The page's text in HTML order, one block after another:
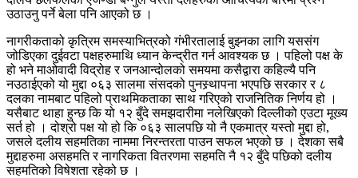
उठाउनु पर्ने बेला पनि आएको छ ।
नागरीकताको कृत्रिम समस्याभित्रको गंभीरतालाई बुझ्नका लागि यससंग
जोडिएका दुईवटा पक्षहरुमाथि ध्यान केन्द्रीत गर्न आवश्यक छ । पहिलो पक्ष के
हो भने माओवादी विद्रोह र जनआन्दोलको समयमा कसैद्वारा कहिल्यै पनि
नउठाईएको यो मुद्दा ०६३ सालमा संसदको पुनस्र्थापना भएपछि सरकार र ८
दलका नामबाट पहिलो प्राथमिकताका साथ गरिएको राजनितिक निर्णय हो ।
यसैबाट थाहा हुन्छ कि यो १२ बुँदे समझदारीमा नलेखिएको दिल्लीको एउटा मूख्य
सर्त हो । दोश्रो पक्ष यो हो कि ०६३ सालपछि यो नै एकमात्र यस्तो मुद्दा हो,
जसले दलीय सहमतिका नाममा निरन्तरता पाउन सफल भएको छ । देशका सबै
मुद्दाहरुमा असहमति र नागरिकता वितरणमा सहमति नै १२ बुँदे पछिको दलीय
सहमतिको विषेशता रहेको छ ।